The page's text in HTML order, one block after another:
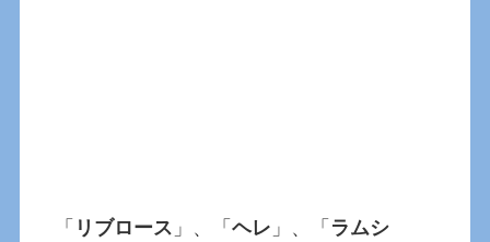
「 リブロース 」、「ヘレ 」、「 ラムシ